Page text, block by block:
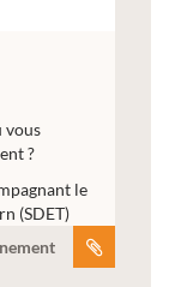
vous
?
le
(SDET)